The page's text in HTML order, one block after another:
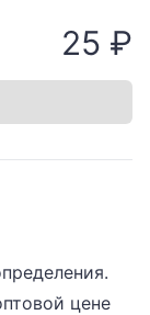
25 ₽
цене